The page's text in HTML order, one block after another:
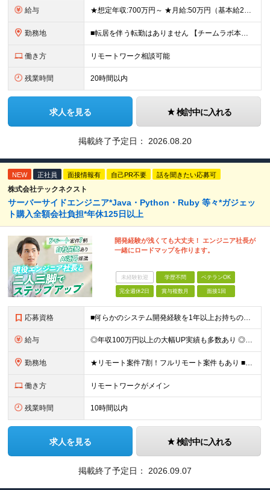
給与 ★想定年収:700万円～ ★月給:50万円（基本給22万円〜＋諸手当21万円1250円～） ※上記に固定残業代（68,750円/月40時間分）を含む。超過分は別途支給 ※試用期間3ヵ月あり。期間中の
勤務地 ■転居を伴う転勤はありません 【チームラボ本社】 東京都千代田区神田小川町2-12 小川町進興ビル チームラボ本社他、会社が指定する場所 ※原則出社ですが、合理的な理由がある場合はリモート(在宅勤
働き方 リモートワーク相談可能
残業時間 20時間以内
求人を見る 検討中に入れる
掲載終了予定日： 2026.08.20
NEW 正社員 面接情報有 自己PR不要 話を聞きたい応募可
株式会社テックネクスト
サーバーサイドエンジニア*Java・Python・Ruby 等々*ガジェッ
ト購入全額会社負担*年休125日以上
開発経験が浅くても大丈夫！ エンジニア社長が
一緒にロードマップを作ります。
未経験歓迎 学歴不問 ベテランOK
完全週休2日 賞与複数月 面接1回
応募資格 ■何らかのシステム開発経験を1年以上お持ちの方 ┗言語や担当フェーズは一切不問です。 また、ローコード開発やRPA開発、SaaSカスタマイズのみでも大歓迎です！ ■学歴不問 ＼こんな方にピッタリの
給与 ◎年収100万円以上の大幅UP実績も多数あり ◎「年俸制」または「月給制（賞与あり）」から選択可能 ◎前職給与や本人の希望を最大限に考慮して決定 ＼選べる2つの給与形態／ あなたのライフスタイルや将
勤務地 ★リモート案件7割！フルリモート案件もあり ■東京、神奈川、千葉、埼玉、大阪、京都、兵庫の各プロジェクト先、またはテレワーク（リモートワーク） ※転居を伴う転勤はありません。 ※お住まいの地域や希望を
働き方 リモートワークがメイン
残業時間 10時間以内
求人を見る 検討中に入れる
掲載終了予定日： 2026.09.07